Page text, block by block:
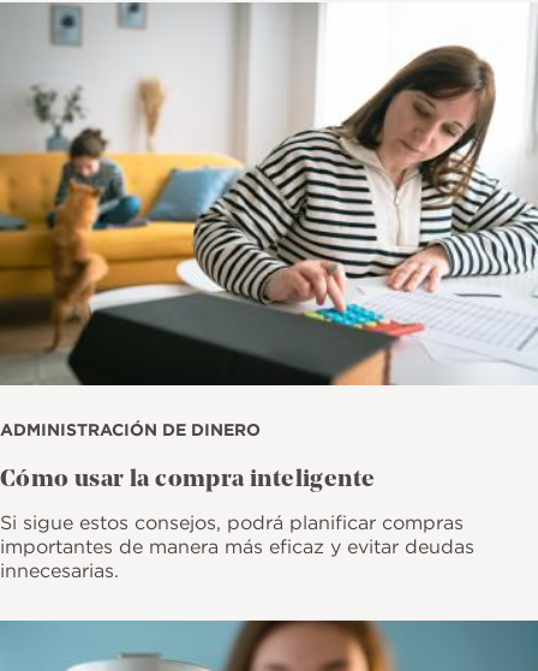
Imagen
ADMINISTRACIÓN DE DINERO
Cómo usar la compra inteligente
Si sigue estos consejos, podrá planificar compras
importantes de manera más eficaz y evitar deudas
innecesarias.